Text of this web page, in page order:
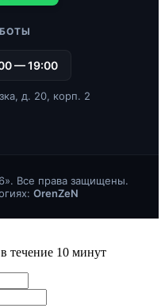
— 19:00
д. 20, корп. 2
Все права защищены.
OrenZeN
течение 10 минут